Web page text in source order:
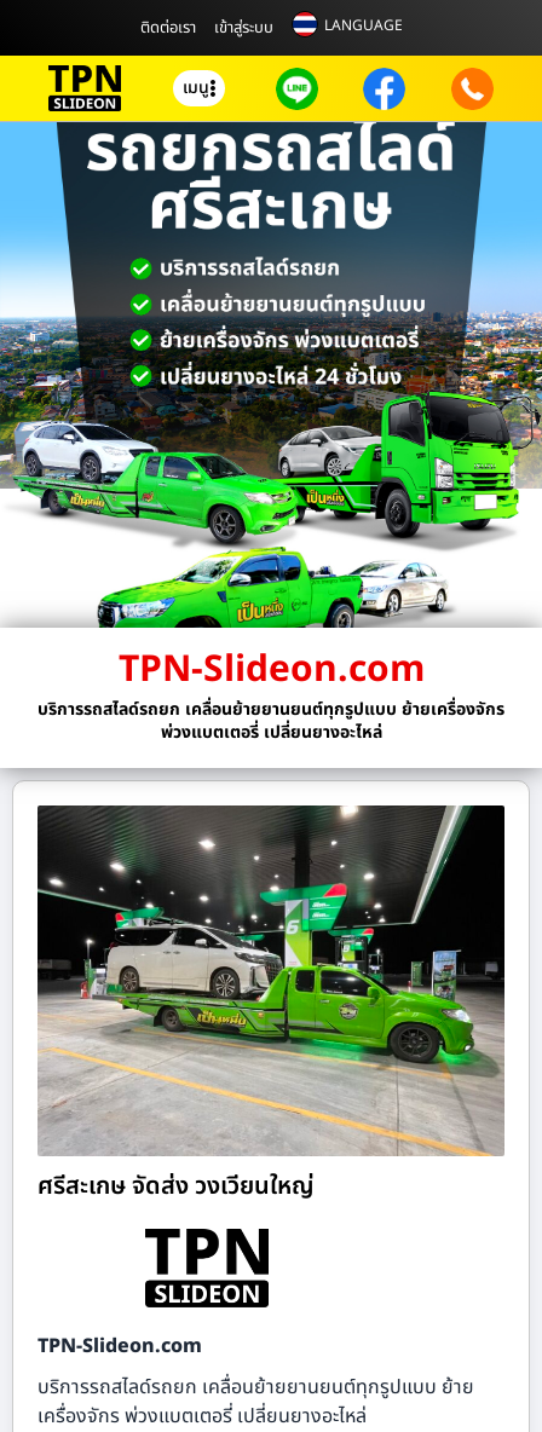
ติดต่อเรา เข้าสู่ระบบ LANGUAGE
เมนู
TPN-Slideon.com
บริการรถสไลด์รถยก เคลื่อนย้ายยานยนต์ทุกรูปแบบ ย้ายเครื่องจักร
พ่วงแบตเตอรี่ เปลี่ยนยางอะไหล่
ศรีสะเกษ จัดส่ง วงเวียนใหญ่
TPN-Slideon.com
บริการรถสไลด์รถยก เคลื่อนย้ายยานยนต์ทุกรูปแบบ ย้าย
เครื่องจักร พ่วงแบตเตอรี่ เปลี่ยนยางอะไหล่